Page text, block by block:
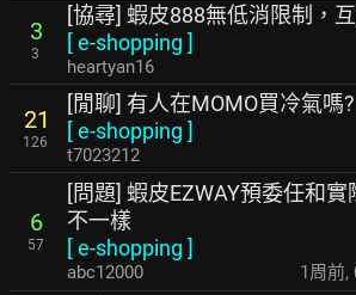
3
3
[協尋] 蝦皮888無低消限制，
[e-shopping ]
heartyan16
21
126
[閒聊] 有人在MOMO買冷氣嗎?
[e-shopping ]
t7023212
6
57
[問題] 蝦皮EZWAY預委任和實
不一樣
[e-shopping ]
abc12000 1周前,